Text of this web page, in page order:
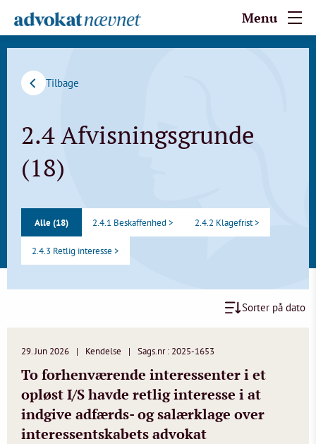
Menu
Tilbage
2.4 Afvisningsgrunde
(18)
Alle (18) 2.4.1 Beskaffenhed > 2.4.2 Klagefrist >
2.4.3 Retlig interesse >
Sorter på dato
29. Jun 2026 Kendelse Sags.nr : 2025-1653
To forhenværende interessenter i et
opløst I/S havde retlig interesse i at
indgive adfærds- og salærklage over
interessentskabets advokat